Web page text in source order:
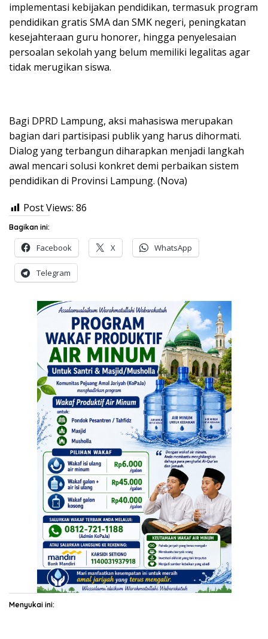
implementasi kebijakan pendidikan, termasuk program
pendidikan gratis SMA dan SMK negeri, peningkatan
kesejahteraan guru honorer, hingga penyelesaian
persoalan sekolah yang belum memiliki legalitas agar
tidak merugikan siswa.
Bagi DPRD Lampung, aksi mahasiswa merupakan
bagian dari partisipasi publik yang harus dihormati.
Dialog yang terbangun diharapkan menjadi langkah
awal mencari solusi konkret demi perbaikan sistem
pendidikan di Provinsi Lampung. (Nova)
Post Views: 86
Bagikan ini:
Facebook X WhatsApp
Telegram
Menyukai ini: